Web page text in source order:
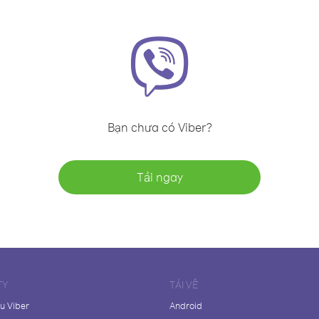
Bạn chưa có Viber?
Tải ngay
Viber
TẢI VỀ
Android